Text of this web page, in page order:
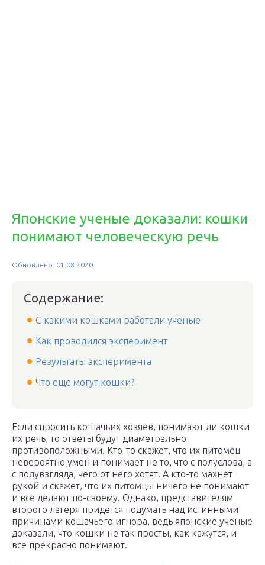
Японские ученые доказали: кошки
понимают человеческую речь
Обновлено: 01.08.2020
Содержание:
С какими кошками работали ученые
Как проводился эксперимент
Результаты эксперимента
Что еще могут кошки?
Если спросить кошачьих хозяев, понимают ли кошки
их речь, то ответы будут диаметрально
противоположными. Кто-то скажет, что их питомец
невероятно умен и понимает не то, что с полуслова, а
с полувзгляда, чего от него хотят. А кто-то махнет
рукой и скажет, что их питомцы ничего не понимают
и все делают по-своему. Однако, представителям
второго лагеря придется подумать над истинными
причинами кошачьего игнора, ведь японские ученые
доказали, что кошки не так просты, как кажутся, и
все прекрасно понимают.